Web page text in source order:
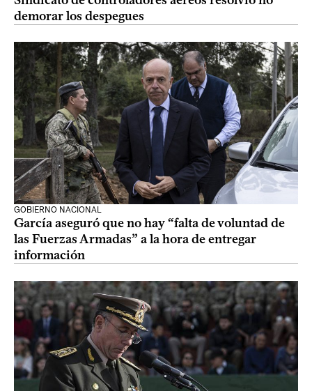
demorar los despegues
GOBIERNO NACIONAL
García aseguró que no hay “falta de voluntad de
las Fuerzas Armadas” a la hora de entregar
información